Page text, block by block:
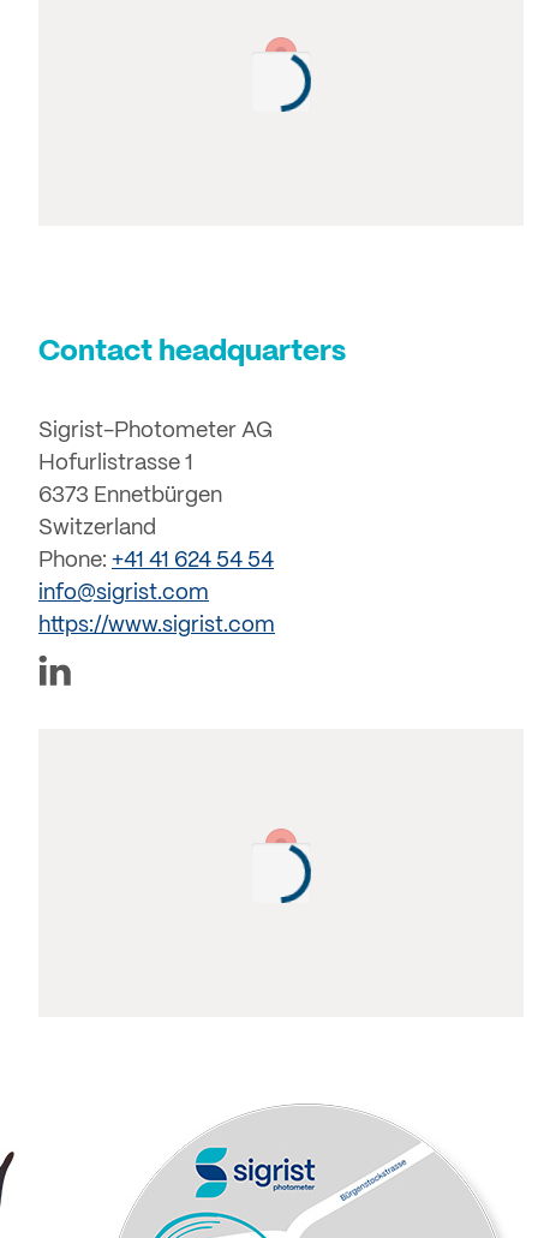
Contact headquarters
Sigrist-Photometer AG
Hofurlistrasse 1
6373 Ennetbürgen
Switzerland
Phone: +41 41 624 54 54
info@sigrist.com
https://www.sigrist.com